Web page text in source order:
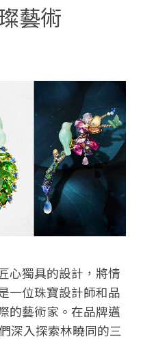
藝術
心獨具的設計，將情
一位珠寶設計師和品
的藝術家。在品牌邁
深入探索林曉同的三